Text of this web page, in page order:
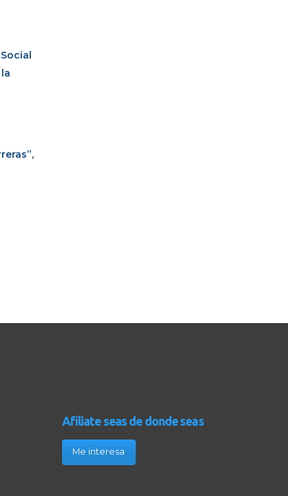
Afíliate seas de donde seas
Me interesa